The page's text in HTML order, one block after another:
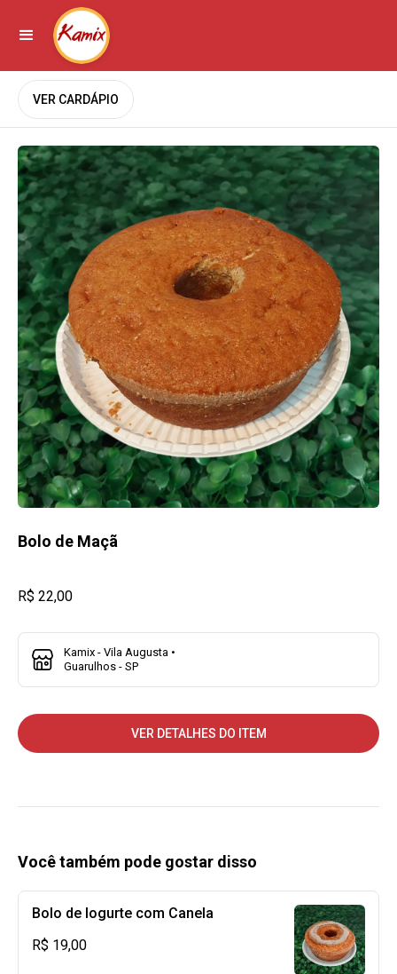
VER CARDÁPIO
Bolo de Maçã
R$ 22,00
Kamix - Vila Augusta •
Guarulhos - SP
VER DETALHES DO ITEM
Você também pode gostar disso
Bolo de Iogurte com Canela
R$ 19,00